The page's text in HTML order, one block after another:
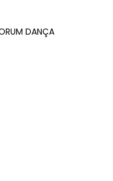
DANÇA